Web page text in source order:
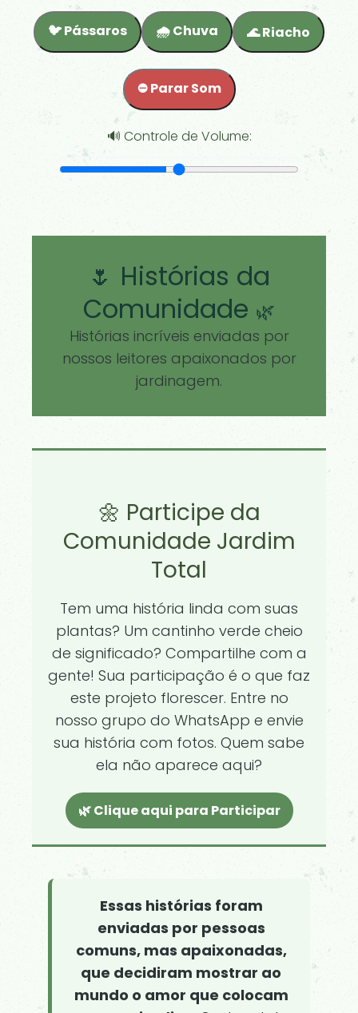
🐦 Pássaros 🌧️ Chuva 🌊 Riacho
⛔ Parar Som
🔊 Controle de Volume:
🌷 Histórias da
Comunidade 🌿
Histórias incríveis enviadas por
nossos leitores apaixonados por
jardinagem.
🌼 Participe da
Comunidade Jardim
Total
Tem uma história linda com suas
plantas? Um cantinho verde cheio
de significado? Compartilhe com a
gente! Sua participação é o que faz
este projeto florescer. Entre no
nosso grupo do WhatsApp e envie
sua história com fotos. Quem sabe
ela não aparece aqui?
🌿 Clique aqui para Participar
Essas histórias foram
enviadas por pessoas
comuns, mas apaixonadas,
que decidiram mostrar ao
mundo o amor que colocam